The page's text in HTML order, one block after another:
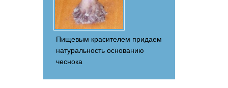
Пищевым красителем придаем
натуральность основанию
чеснока